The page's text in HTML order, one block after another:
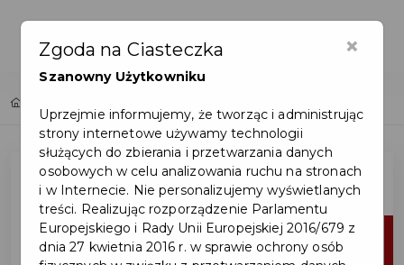
×
Zgoda na Ciasteczka
Szanowny Użytkowniku
Uprzejmie informujemy, że tworząc i administrując
strony internetowe używamy technologii
służących do zbierania i przetwarzania danych
osobowych w celu analizowania ruchu na stronach
i w Internecie. Nie personalizujemy wyświetlanych
treści. Realizując rozporządzenie Parlamentu
Europejskiego i Rady Unii Europejskiej 2016/679 z
dnia 27 kwietnia 2016 r. w sprawie ochrony osób